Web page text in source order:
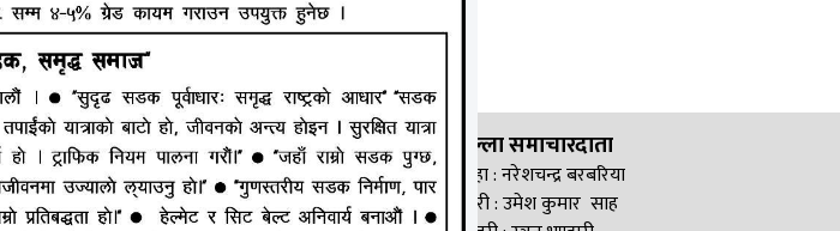
हाम्रो टीम
सम्पादक : राजेश कुमार झा
समाचार संयोजक : राजन झा
जिल्ला समाचारदाता
सिरहा : नरेशचन्द्र बरबरिया
सप्तरी : उमेश कुमार साह